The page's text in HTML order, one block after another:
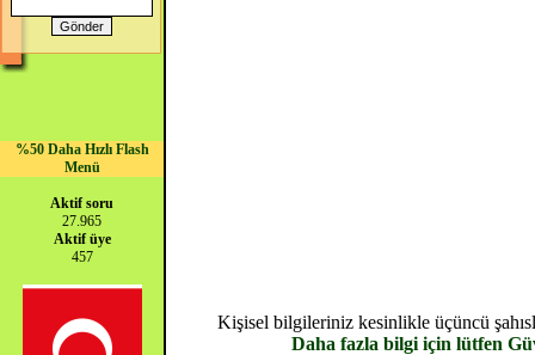
%50 Daha Hızlı Flash
Menü
Aktif soru
27.965
Aktif üye
457
Kişisel bilgileriniz kesinlikle üçüncü
Daha fazla bilgi için lütfen